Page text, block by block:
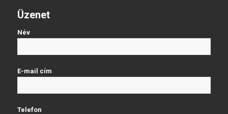
Üzenet
Név
E-mail cím
Telefon